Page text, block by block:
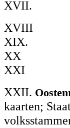
XVII.
XVIII
XIX.
XX
XXI
XXII.
kaarten;